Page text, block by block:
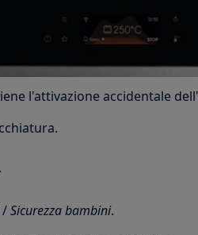
l'attivazione accidentale
.
/Sicurezza bambini.